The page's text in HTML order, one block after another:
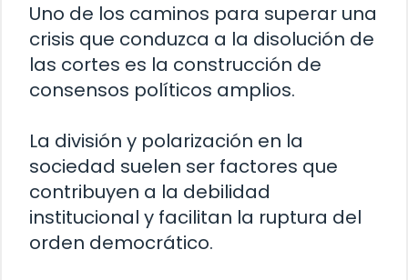
Uno de los caminos para superar una
crisis que conduzca a la disolución de
las cortes es la construcción de
consensos políticos amplios.
La división y polarización en la
sociedad suelen ser factores que
contribuyen a la debilidad
institucional y facilitan la ruptura del
orden democrático.